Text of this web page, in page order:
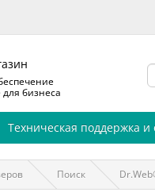
бизнеса
Техническая поддержка и
Поиск